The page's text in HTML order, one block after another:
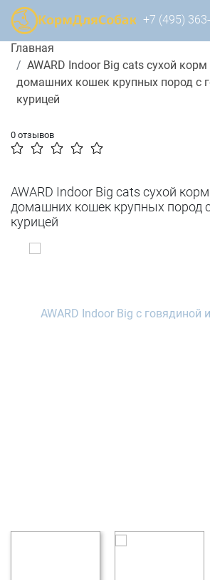
+7 (495)
Главная
AWARD Indoor Big cats сухой
домашних кошек крупных пород с
курицей
0 отзывов
AWARD Indoor Big cats сухой
домашних кошек крупных пород
курицей